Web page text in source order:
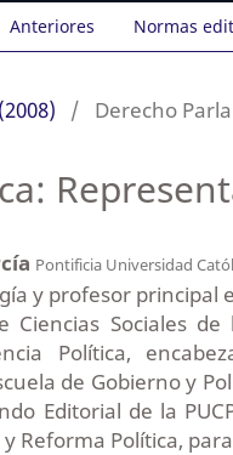
Anteriores Normas
/ Derecho
Pontificia Universidad
y profesor principal
Ciencias Sociales
Política,
de Gobierno y
Editorial de la
Reforma Política,